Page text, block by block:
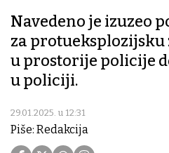
Navedeno je izuzeo
za
u prostorije policije
u policiji.
29.01.2025. u 12:31
Piše: Redakcija